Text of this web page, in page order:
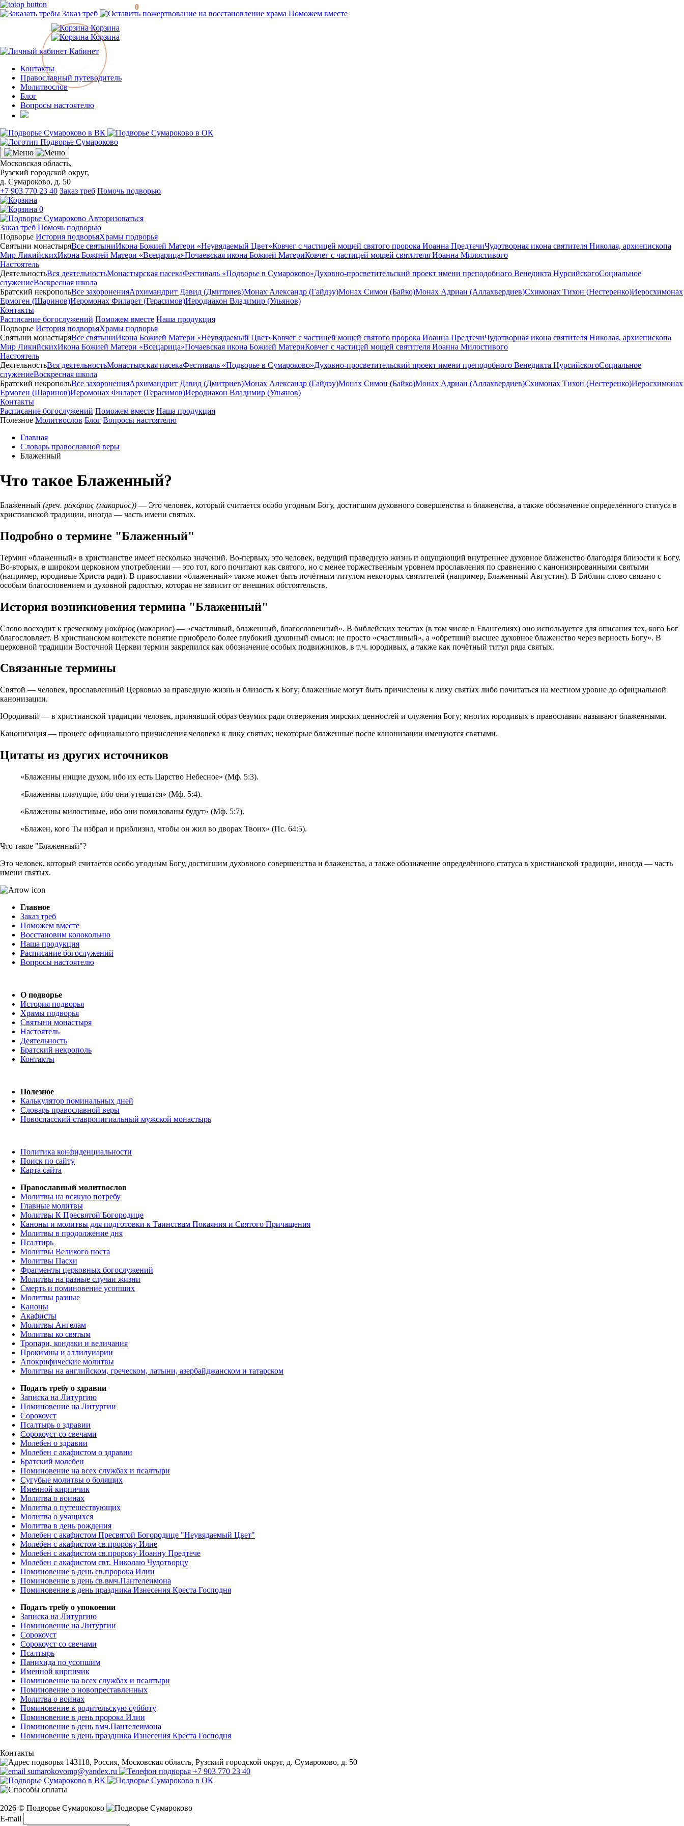
Заказ треб
Поможем вместе
Корзина
Корзина
0
Кабинет
Контакты
Православный путеводитель
Молитвослов
Блог
Вопросы настоятелю
Московская область,
Рузский городской округ,
д. Сумароково, д. 50
+7 903 770 23 40 Заказ треб Помочь подворью
0
Авторизоваться
Заказ треб Помочь подворью
Подворье История подворьяХрамы подворья
Святыни монастыряВсе святыниИкона Божией Матери «Неувядаемый Цвет»Ковчег с частицей мощей святого пророка Иоанна ПредтечиЧудотворная икона святителя Николая, архиепископа
Мир ЛикийскихИкона Божией Матери «Всецарица»Почаевская икона Божией МатериКовчег с частицей мощей святителя Иоанна Милостивого
Настоятель
ДеятельностьВся деятельностьМонастырская пасекаФестиваль «Подворье в Сумароково»Духовно-просветительский проект имени преподобного Венедикта НурсийскогоСоциальное
служениеВоскресная школа
Братский некропольВсе захороненияАрхимандрит Давид (Дмитриев)Монах Александр (Гайдэу)Монах Симон (Байко)Монах Адриан (Аллахвердиев)Схимонах Тихон (Нестеренко)Иеросхимонах
Ермоген (Шаринов)Иеромонах Филарет (Герасимов)Иеродиакон Владимир (Ульянов)
Контакты
Расписание богослужений Поможем вместе Наша продукция
Подворье История подворьяХрамы подворья
Святыни монастыряВсе святыниИкона Божией Матери «Неувядаемый Цвет»Ковчег с частицей мощей святого пророка Иоанна ПредтечиЧудотворная икона святителя Николая, архиепископа
Мир ЛикийскихИкона Божией Матери «Всецарица»Почаевская икона Божией МатериКовчег с частицей мощей святителя Иоанна Милостивого
Настоятель
ДеятельностьВся деятельностьМонастырская пасекаФестиваль «Подворье в Сумароково»Духовно-просветительский проект имени преподобного Венедикта НурсийскогоСоциальное
служениеВоскресная школа
Братский некропольВсе захороненияАрхимандрит Давид (Дмитриев)Монах Александр (Гайдэу)Монах Симон (Байко)Монах Адриан (Аллахвердиев)Схимонах Тихон (Нестеренко)Иеросхимонах
Ермоген (Шаринов)Иеромонах Филарет (Герасимов)Иеродиакон Владимир (Ульянов)
Контакты
Расписание богослужений Поможем вместе Наша продукция
Полезное Молитвослов Блог Вопросы настоятелю
Главная
Словарь православной веры
Блаженный
Что такое Блаженный?
Блаженный (греч. μακάριος (макариос)) — Это человек, который считается особо угодным Богу, достигшим духовного совершенства и блаженства, а также обозначение определённого статуса в
христианской традиции, иногда — часть имени святых.
Подробно о термине "Блаженный"
Термин «блаженный» в христианстве имеет несколько значений. Во‑первых, это человек, ведущий праведную жизнь и ощущающий внутреннее духовное блаженство благодаря близости к Богу.
Во‑вторых, в широком церковном употреблении — это тот, кого почитают как святого, но с менее торжественным уровнем прославления по сравнению с канонизированными святыми
(например, юродивые Христа ради). В православии «блаженный» также может быть почётным титулом некоторых святителей (например, Блаженный Августин). В Библии слово связано с
особым благословением и духовной радостью, которая не зависит от внешних обстоятельств.
История возникновения термина "Блаженный"
Слово восходит к греческому μακάριος (макариос) — «счастливый, блаженный, благословенный». В библейских текстах (в том числе в Евангелиях) оно используется для описания тех, кого Бог
благословляет. В христианском контексте понятие приобрело более глубокий духовный смысл: не просто «счастливый», а «обретший высшее духовное блаженство через верность Богу». В
церковной традиции Восточной Церкви термин закрепился как обозначение особых подвижников, в т. ч. юродивых, а также как почётный титул ряда святых.
Связанные термины
Святой — человек, прославленный Церковью за праведную жизнь и близость к Богу; блаженные могут быть причислены к лику святых либо почитаться на местном уровне до официальной
канонизации.
Юродивый — в христианской традиции человек, принявший образ безумия ради отвержения мирских ценностей и служения Богу; многих юродивых в православии называют блаженными.
Канонизация — процесс официального причисления человека к лику святых; некоторые блаженные после канонизации именуются святыми.
Цитаты из других источников
«Блаженны нищие духом, ибо их есть Царство Небесное» (Мф. 5:3).
«Блаженны плачущие, ибо они утешатся» (Мф. 5:4).
«Блаженны милостивые, ибо они помилованы будут» (Мф. 5:7).
«Блажен, кого Ты избрал и приблизил, чтобы он жил во дворах Твоих» (Пс. 64:5).
Что такое "Блаженный"?
Это человек, который считается особо угодным Богу, достигшим духовного совершенства и блаженства, а также обозначение определённого статуса в христианской традиции, иногда — часть
имени святых.
Главное
Заказ треб
Поможем вместе
Восстановим колокольню
Наша продукция
Расписание богослужений
Вопросы настоятелю
О подворье
История подворья
Храмы подворья
Святыни монастыря
Настоятель
Деятельность
Братский некрополь
Контакты
Полезное
Калькулятор поминальных дней
Словарь православной веры
Новоспасский ставропигиальный мужской монастырь
Политика конфиденциальности
Поиск по сайту
Карта сайта
Православный молитвослов
Молитвы на всякую потребу
Главные молитвы
Молитвы К Пресвятой Богородице
Каноны и молитвы для подготовки к Таинствам Покаяния и Святого Причащения
Молитвы в продолжение дня
Псалтирь
Молитвы Великого поста
Молитвы Пасхи
Фрагменты церковных богослужений
Молитвы на разные случаи жизни
Смерть и поминовение усопших
Молитвы разные
Каноны
Акафисты
Молитвы Ангелам
Молитвы ко святым
Тропари, кондаки и величания
Прокимны и аллилуиарии
Апокрифические молитвы
Молитвы на английском, греческом, латыни, азербайджанском и татарском
Подать требу о здравии
Записка на Литургию
Поминовение на Литургии
Сорокоуст
Псалтырь о здравии
Сорокоуст со свечами
Молебен о здравии
Молебен с акафистом о здравии
Братский молебен
Поминовение на всех службах и псалтыри
Сугубые молитвы о болящих
Именной кирпичик
Молитва о воинах
Молитва о путешествующих
Молитва о учащихся
Молитва в день рождения
Молебен с акафистом Пресвятой Богородице "Неувядаемый Цвет"
Молебен с акафистом св.пророку Илие
Молебен с акафистом св.пророку Иоанну Предтече
Молебен с акафистом свт. Николаю Чудотворцу
Поминовение в день св.пророка Илии
Поминовение в день св.вмч.Пантелеимона
Поминовение в день праздника Изнесения Креста Господня
Подать требу о упокоении
Записка на Литургию
Поминовение на Литургии
Сорокоуст
Сорокоуст со свечами
Псалтырь
Панихида по усопшим
Именной кирпичик
Поминовение на всех службах и псалтыри
Поминовение о новопреставленных
Молитва о воинах
Поминовение в родительскую субботу
Поминовение в день пророка Илии
Поминовение в день вмч.Пантелеимона
Поминовение в день праздника Изнесения Креста Господня
Контакты
143118, Россия, Московская область, Рузский городской округ, д. Сумароково, д. 50
sumarokovomp@yandex.ru
+7 903 770 23 40
2026 © Подворье Сумароково
E-mail